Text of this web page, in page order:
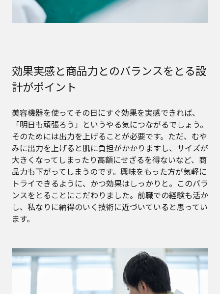
効果実感と商品力とのバランスをとる設
計がポイント
美容機器を使ってその日にすぐ効果を実感できれば、
「明日も頑張ろう」というやる気につながるでしょう。
そのためには出力を上げることが必要です。ただ、むや
みに出力を上げると肌に負担がかかりますし、サイズが
大きくなってしまったり高額にせざるを得ないなど、商
品力も下がってしまうのです。興味をもった方が気軽に
トライできるように、かつ効果はしっかりと。このバラ
ンスをとることにこだわりました。前職での経験も活か
し、私なりに納得のいく技術に近づいていると思ってい
ます。